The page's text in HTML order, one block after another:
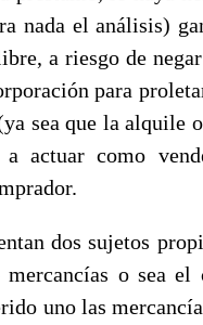
nada el análisis)
a riesgo de
para
sea que la alquile
actuar como
dos sujetos
o sea el
uno las